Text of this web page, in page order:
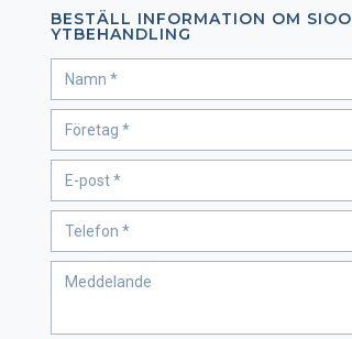
BESTÄLL INFORMATION OM SIOO
YTBEHANDLING